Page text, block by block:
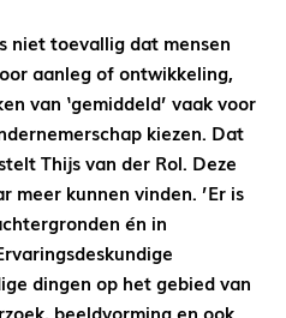
niet toevallig dat mensen
aanleg of ontwikkeling,
van ‘gemiddeld’ vaak voor
kiezen. Dat
Thijs van der Rol. Deze
meer kunnen vinden. ’Er is
én in
dingen op het gebied van
beeldvorming en ook